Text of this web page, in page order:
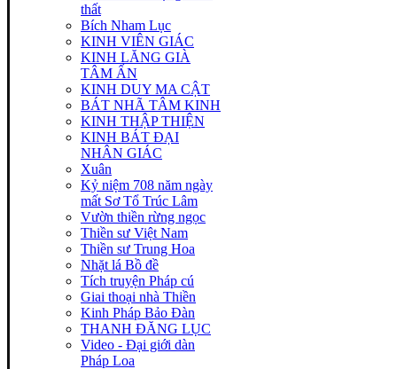
thất
Bích Nham Lục
KINH VIÊN GIÁC
KINH LĂNG GIÀ
TÂM ẤN
KINH DUY MA CẬT
BÁT NHÃ TÂM KINH
KINH THẬP THIỆN
KINH BÁT ĐẠI
NHÂN GIÁC
Xuân
Kỷ niệm 708 năm ngày
mất Sơ Tổ Trúc Lâm
Vườn thiền rừng ngọc
Thiền sư Việt Nam
Thiền sư Trung Hoa
Nhặt lá Bồ đề
Tích truyện Pháp cú
Giai thoại nhà Thiền
Kinh Pháp Bảo Đàn
THANH ĐĂNG LỤC
Video - Đại giới dàn
Pháp Loa